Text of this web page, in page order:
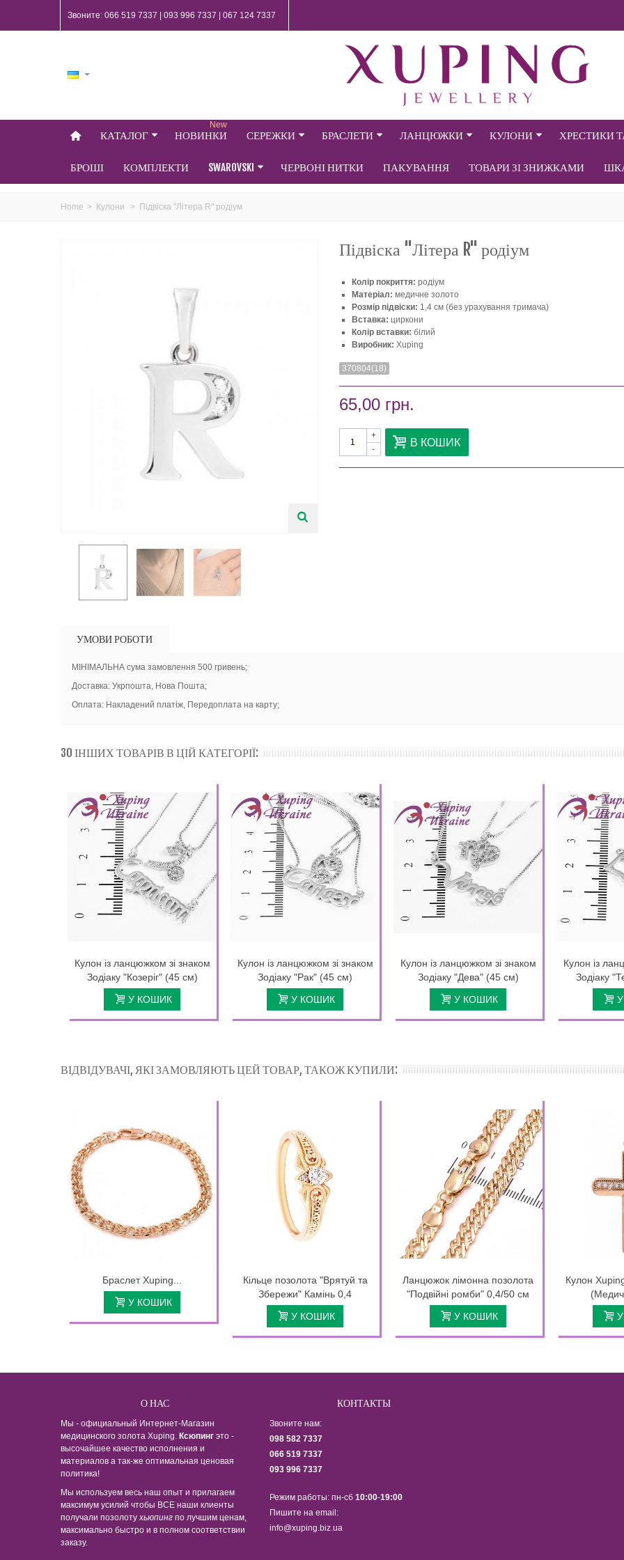
Звоните: 066 519 7337 | 093 996 7337 | 067 124 7337
КАТАЛОГ НОВИНКИ
New
СЕРЕЖКИ БРАСЛЕТИ ЛАНЦЮЖКИ КУЛОНИ ХРЕСТИКИ
БРОШІ КОМПЛЕКТИ SWAROVSKI ЧЕРВОНІ НИТКИ ПАКУВАННЯ ТОВАРИ ЗІ ЗНИЖКАМИ
Home > Кулони > Підвіска "Літера R" родіум
Підвіска "Літера R" родіум
Колір покриття: родіум
Матеріал: медичне золото
Розмір підвіски: 1,4 см (без урахування тримача)
Вставка: циркони
Колір вставки: білий
Виробник: Xuping
370804(18)
65,00 грн.
-
+ В КОШИК
УМОВИ РОБОТИ
МІНІМАЛЬНА сума замовлення 500 гривень;
Доставка: Укрпошта, Нова Пошта;
Оплата: Накладений платіж, Передоплата на карту;
30 ІНШИХ ТОВАРІВ В ЦІЙ КАТЕГОРІЇ:
Кулон із ланцюжком зі знаком
Зодіаку "Козеріг" (45 см)
У КОШИК
Кулон із ланцюжком зі знаком
Зодіаку "Рак" (45 см)
У КОШИК
Кулон із ланцюжком зі знаком
Зодіаку "Дева" (45 см)
У КОШИК
Кулон із
Зодіаку
ВІДВІДУВАЧІ, ЯКІ ЗАМОВЛЯЮТЬ ЦЕЙ ТОВАР, ТАКОЖ КУПИЛИ:
Браслет Xuping...
У КОШИК
Кільце позолота "Врятуй та
Збережи" Камінь 0,4
У КОШИК
Ланцюжок лімонна позолота
"Подвійні ромби" 0,4/50 см
У КОШИК
Кулон
О НАС
Мы - официальный Интернет-Магазин
медицинского золота Xuping. Ксюпинг это -
высочайшее качество исполнения и
материалов а так-же оптимальная ценовая
политика!
Мы используем весь наш опыт и прилагаем
максимум усилий чтобы ВСЕ наши клиенты
получали позолотухьюпинг по лучшим ценам,
максимально быстро и в полном соответствии
заказу.
КОНТАКТЫ
Звоните нам:
098 582 7337
066 519 7337
093 996 7337
Режим работы: пн-сб 10:00-19:00
Пишите на email:
info@xuping.biz.ua